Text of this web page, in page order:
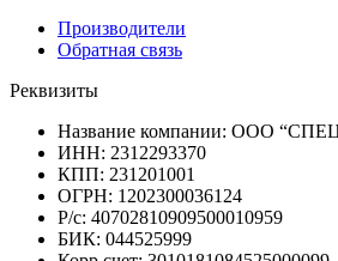
Производители
Обратная связь
Реквизиты
Название компании: ООО
ИНН: 2312293370
КПП: 231201001
ОГРН: 1202300036124
Р/с: 40702810909500010959
БИК: 044525999